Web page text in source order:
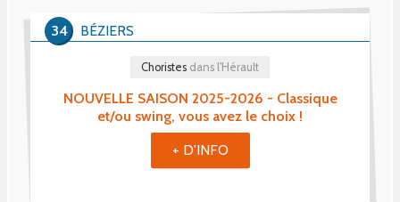
NOUVELLE SAISON 2025-2026 - Classique
et/ou swing, vous avez le choix !
Choristes dans l'Hérault
BÉZIERS
34
+ D'INFO